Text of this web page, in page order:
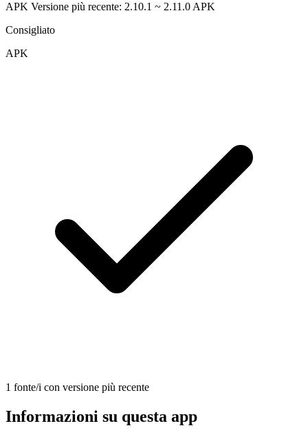
APK Versione più recente: 2.10.1 ~ 2.11.0 APK
Consigliato
APK
1 fonte/i con versione più recente
Informazioni su questa app